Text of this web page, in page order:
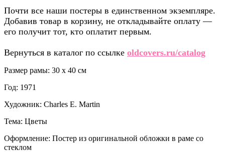
Почти все наши постеры в единственном экземпляре.
Добавив товар в корзину, не откладывайте оплату —
его получит тот, кто оплатит первым.
Вернуться в каталог по ссылке oldcovers.ru/catalog
Размер рамы: 30 x 40 см
Год: 1971
Художник: Charles E. Martin
Тема: Цветы
Оформление: Постер из оригинальной обложки в раме со
стеклом